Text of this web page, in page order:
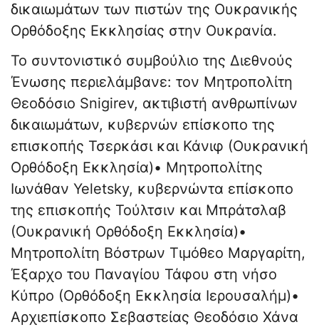
δικαιωμάτων των πιστών της Ουκρανικής
Ορθόδοξης Εκκλησίας στην Ουκρανία.
Το συντονιστικό συμβούλιο της Διεθνούς
Ένωσης περιελάμβανε: τον Μητροπολίτη
Θεοδόσιο Snigirev, ακτιβιστή ανθρωπίνων
δικαιωμάτων, κυβερνών επίσκοπο της
επισκοπής Τσερκάσι και Κάνιφ (Ουκρανική
Ορθόδοξη Εκκλησία)• Μητροπολίτης
Ιωνάθαν Yeletsky, κυβερνώντα επίσκοπο
της επισκοπής Τούλτσιν και Μπράτσλαβ
(Ουκρανική Ορθόδοξη Εκκλησία)•
Μητροπολίτη Βόστρων Τιμόθεο Μαργαρίτη,
Έξαρχο του Παναγίου Τάφου στη νήσο
Κύπρο (Ορθόδοξη Εκκλησία Ιερουσαλήμ)•
Αρχιεπίσκοπο Σεβαστείας Θεοδόσιο Χάνα